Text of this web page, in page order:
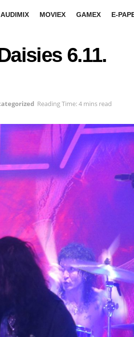
AUDIMIX MOVIEX GAMEX E-
6.11.
Reading Time: 4 mins read